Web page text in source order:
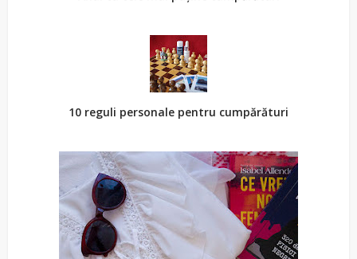
10 reguli personale pentru cumpărături